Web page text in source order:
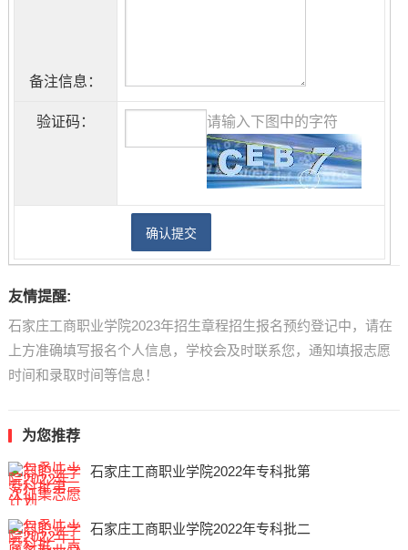
备注信息：
验证码： 请输入下图中的字符
友情提醒:
石家庄工商职业学院2023年招生章程招生报名预约登记中，请在
上方准确填写报名个人信息，学校会及时联系您，通知填报志愿
时间和录取时间等信息！
为您推荐
石家庄工商职业学院2022年专科批第
石家庄工商职业学院2022年专科批二